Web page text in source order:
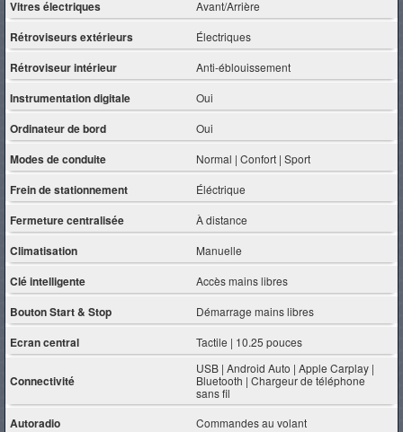
Vitres électriques Avant/Arrière
Rétroviseurs extérieurs Électriques
Rétroviseur intérieur Anti-éblouissement
Instrumentation digitale Oui
Ordinateur de bord Oui
Modes de conduite Normal | Confort | Sport
Frein de stationnement Éléctrique
Fermeture centralisée À distance
Climatisation Manuelle
Clé intelligente Accès mains libres
Bouton Start & Stop Démarrage mains libres
Ecran central Tactile | 10.25 pouces
Connectivité
USB | Android Auto | Apple Carplay |
Bluetooth | Chargeur de téléphone
sans fil
Autoradio Commandes au volant